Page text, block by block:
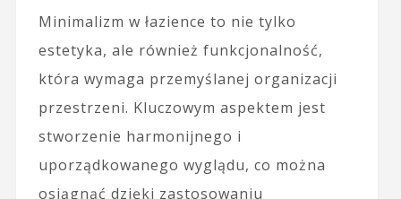
Minimalizm w łazience to nie tylko
estetyka, ale również funkcjonalność,
która wymaga przemyślanej organizacji
przestrzeni. Kluczowym aspektem jest
stworzenie harmonijnego i
uporządkowanego wyglądu, co można
osiągnąć dzięki zastosowaniu